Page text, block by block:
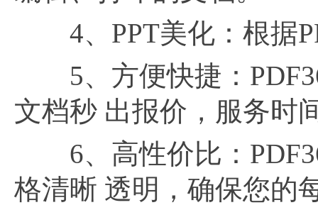
4、PPT美化：根据
5、方便快捷：
文档秒 出报价，服务时
6、高性价比：
格清晰 透明，确保您的